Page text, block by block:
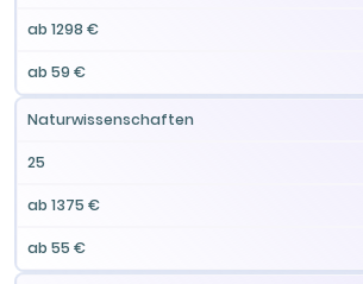
ab 1298 €
ab 59 €
Naturwissenschaften
25
ab 1375 €
ab 55 €